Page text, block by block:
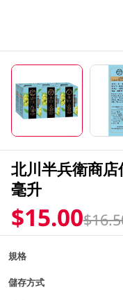
北川半兵衛商
毫升
$15.00
規格
儲存方式